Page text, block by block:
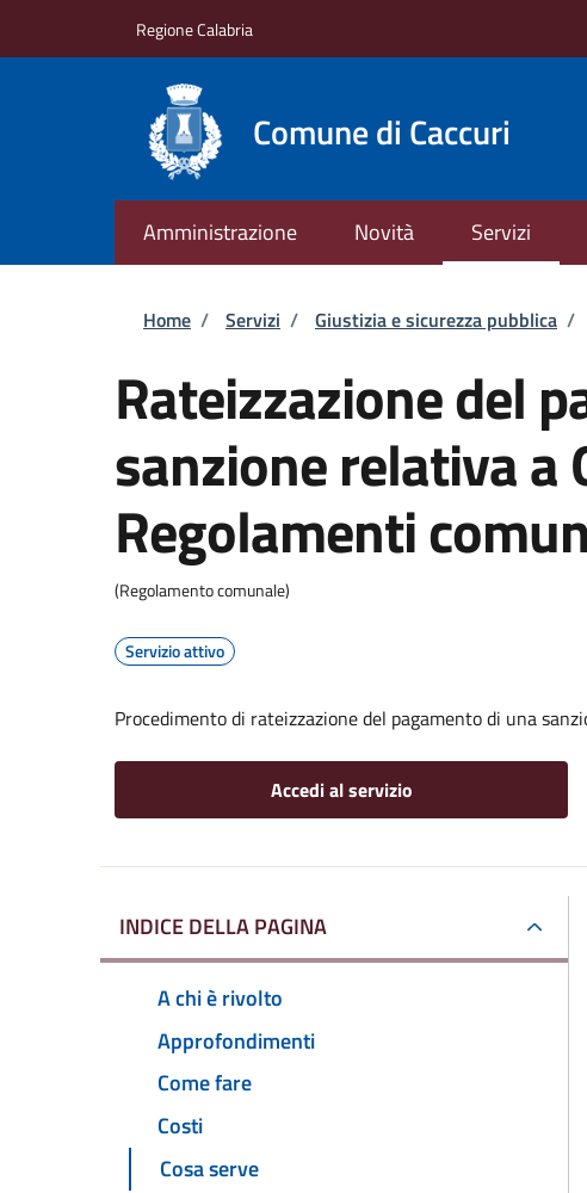
Regione Calabria
Comune di Caccuri
Amministrazione Novità Servizi
Briciole di pane
Home / Servizi / Giustizia e sicurezza pubblica /
Rateizzazione del
sanzione relativa a
Regolamenti
(Regolamento comunale)
Servizio attivo
Procedimento di rateizzazione del pagamento di una
Accedi al servizio
INDICE DELLA PAGINA
A chi è rivolto
Approfondimenti
Come fare
Costi
Cosa serve